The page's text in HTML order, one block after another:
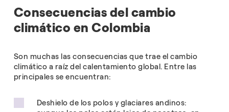
Consecuencias del cambio
climático en Colombia
Son muchas las consecuencias que trae el cambio
climático a raíz del calentamiento global. Entre las
principales se encuentran:
Deshielo de los polos y glaciares andinos: